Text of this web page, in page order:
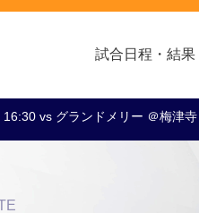
試合日程・結果
スクール
vs グランドメリー ＠梅津寺